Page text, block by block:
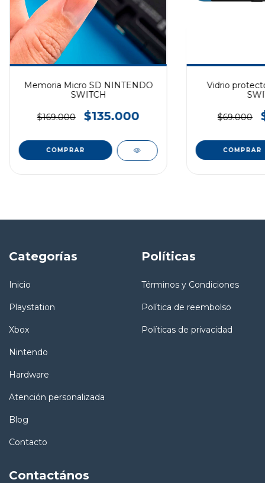
Memoria Micro SD NINTENDO
SWITCH
$169.000 $135.000
COMPRAR
Vidrio
$69.000
Categorías
Inicio
Playstation
Xbox
Nintendo
Hardware
Atención personalizada
Blog
Contacto
Políticas
Términos y Condiciones
Política de reembolso
Políticas de privacidad
Contactános